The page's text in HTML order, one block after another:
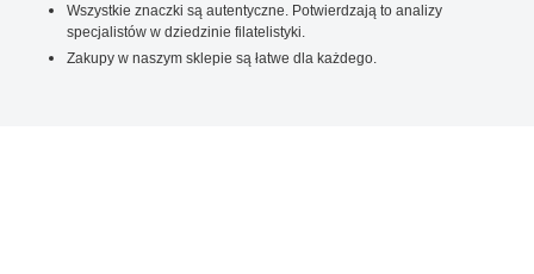
Wszystkie znaczki są autentyczne. Potwierdzają to analizy
specjalistów w dziedzinie filatelistyki.
Zakupy w naszym sklepie są łatwe dla każdego.